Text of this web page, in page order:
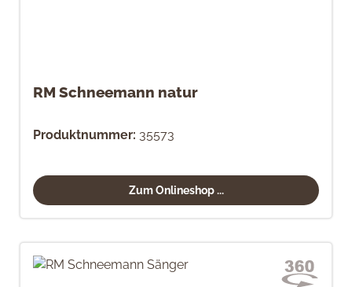
RM Schneemann natur
Produktnummer: 35573
Zum Onlineshop ...